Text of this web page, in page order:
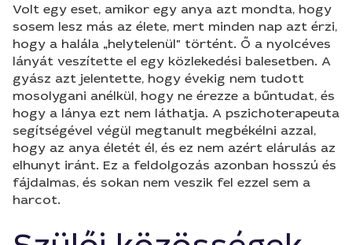
Volt egy eset, amikor egy anya azt mondta, hogy
sosem lesz más az élete, mert minden nap azt érzi,
hogy a halála „helytelenül" történt. Ő a nyolcéves
lányát veszítette el egy közlekedési balesetben. A
gyász azt jelentette, hogy évekig nem tudott
mosolygani anélkül, hogy ne érezze a bűntudat, és
hogy a lánya ezt nem láthatja. A pszichoterapeuta
segítségével végül megtanult megbékélni azzal,
hogy az anya életét él, és ez nem azért elárulás az
elhunyt iránt. Ez a feldolgozás azonban hosszú és
fájdalmas, és sokan nem veszik fel ezzel sem a
harcot.